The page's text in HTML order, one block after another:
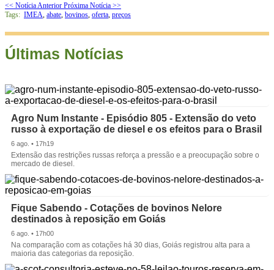
<< Notícia Anterior Próxima Notícia >>
Tags: IMEA, abate, bovinos, oferta, preços
Últimas Notícias
Agro Num Instante - Episódio 805 - Extensão do veto
russo à exportação de diesel e os efeitos para o Brasil
6 ago. • 17h19
Extensão das restrições russas reforça a pressão e a preocupação sobre o
mercado de diesel.
Fique Sabendo - Cotações de bovinos Nelore
destinados à reposição em Goiás
6 ago. • 17h00
Na comparação com as cotações há 30 dias, Goiás registrou alta para a
maioria das categorias da reposição.